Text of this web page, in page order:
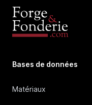
Bases de données
Matériaux